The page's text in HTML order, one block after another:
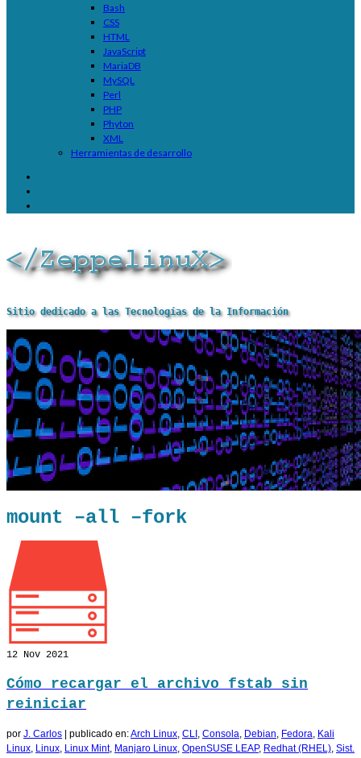
Bash
CSS
HTML
JavaScript
MariaDB
MySQL
Perl
PHP
Phyton
XML
Herramientas de desarrollo
Sitio dedicado a las Tecnologías de la Información
mount –all –fork
12 Nov 2021
Cómo recargar el archivo fstab sin
reiniciar
por J. Carlos publicado en:Arch Linux, CLI , Consola, Debian, Fedora, Kali
Linux, Linux, Linux Mint, Manjaro Linux, OpenSUSE LEAP, Redhat (RHEL), Sist.